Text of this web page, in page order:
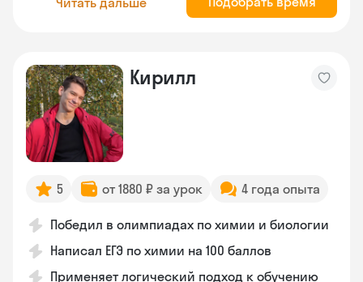
Кирилл
5 от 1880 ₽ за урок 4 года опыта
Победил в олимпиадах по химии и биологии
Написал ЕГЭ по химии на 100 баллов
Применяет логический подход к обучению